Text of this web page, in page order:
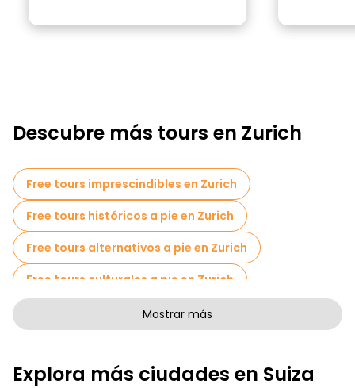
Descubre más tours en Zurich
Free tours imprescindibles en Zurich
Free tours históricos a pie en Zurich
Free tours alternativos a pie en Zurich
Free tours culturales a pie en Zurich
Free tours de arte a pie en Zurich
Tours autoguiados en Zurich
Mostrar más
Explora más ciudades en Suiza